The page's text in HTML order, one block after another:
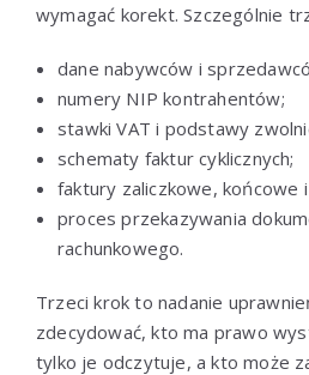
wymagać korekt. Szczególnie
dane nabywców i
numery NIP kontrahentów;
stawki VAT i podstawy
schematy faktur cyklicznych;
faktury zaliczkowe, końcowe
proces przekazywania
rachunkowego.
Trzeci krok to nadanie
zdecydować, kto ma prawo
tylko je odczytuje, a kto może